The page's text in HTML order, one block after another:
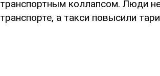
транспортным коллапсом. Люди
транспорте, а такси повысили